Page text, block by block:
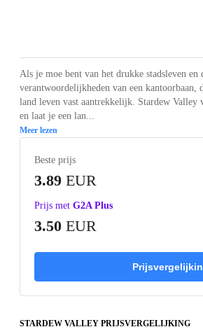
Als je moe bent van het drukke stadsleven en
verantwoordelijkheden van een
land leven vast aantrekkelijk. Stardew Valley
en laat je een lan...
Meer lezen
Beste prijs
3.89 EUR
Prijs met G2A Plus
3.50 EUR
STARDEW VALLEY PRIJSVERGELIJKING